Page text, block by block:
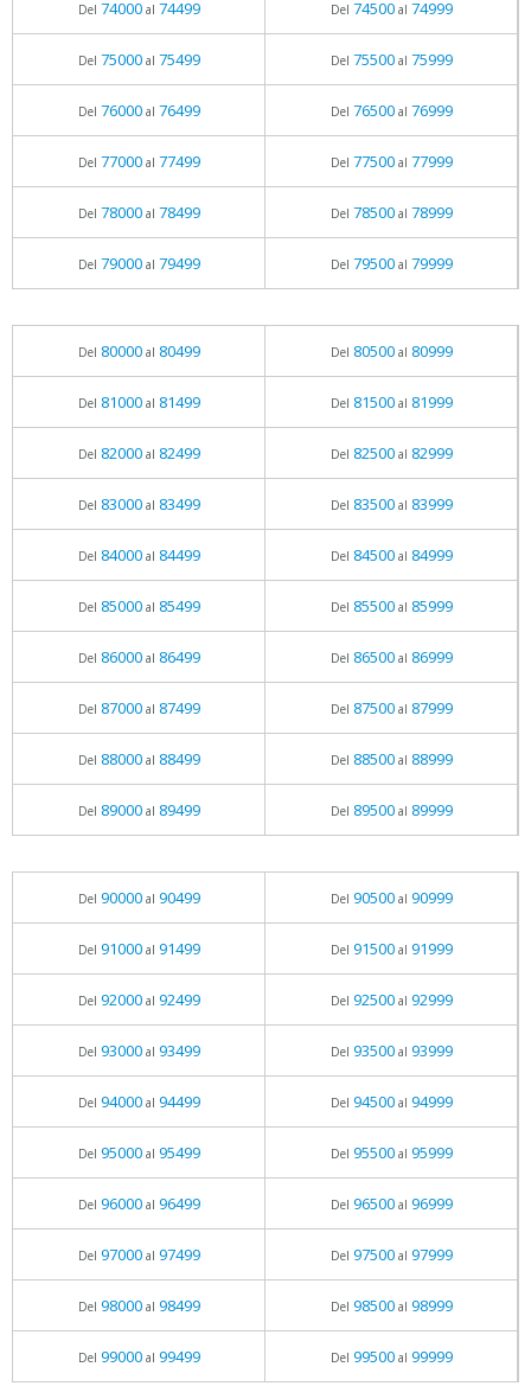
Del 74000al 74499 Del 74500al 74999
Del 75000al 75499 Del 75500al 75999
Del 76000al 76499 Del 76500al 76999
Del 77000al 77499 Del 77500al 77999
Del 78000al 78499 Del 78500al 78999
Del 79000al 79499 Del 79500al 79999
Del 80000al 80499 Del 80500al 80999
Del 81000al 81499 Del 81500al 81999
Del 82000al 82499 Del 82500al 82999
Del 83000al 83499 Del 83500al 83999
Del 84000al 84499 Del 84500al 84999
Del 85000al 85499 Del 85500al 85999
Del 86000al 86499 Del 86500al 86999
Del 87000al 87499 Del 87500al 87999
Del 88000al 88499 Del 88500al 88999
Del 89000al 89499 Del 89500al 89999
Del 90000al 90499 Del 90500al 90999
Del 91000al 91499 Del 91500al 91999
Del 92000al 92499 Del 92500al 92999
Del 93000al 93499 Del 93500al 93999
Del 94000al 94499 Del 94500al 94999
Del 95000al 95499 Del 95500al 95999
Del 96000al 96499 Del 96500al 96999
Del 97000al 97499 Del 97500al 97999
Del 98000al 98499 Del 98500al 98999
Del 99000al 99499 Del 99500al 99999